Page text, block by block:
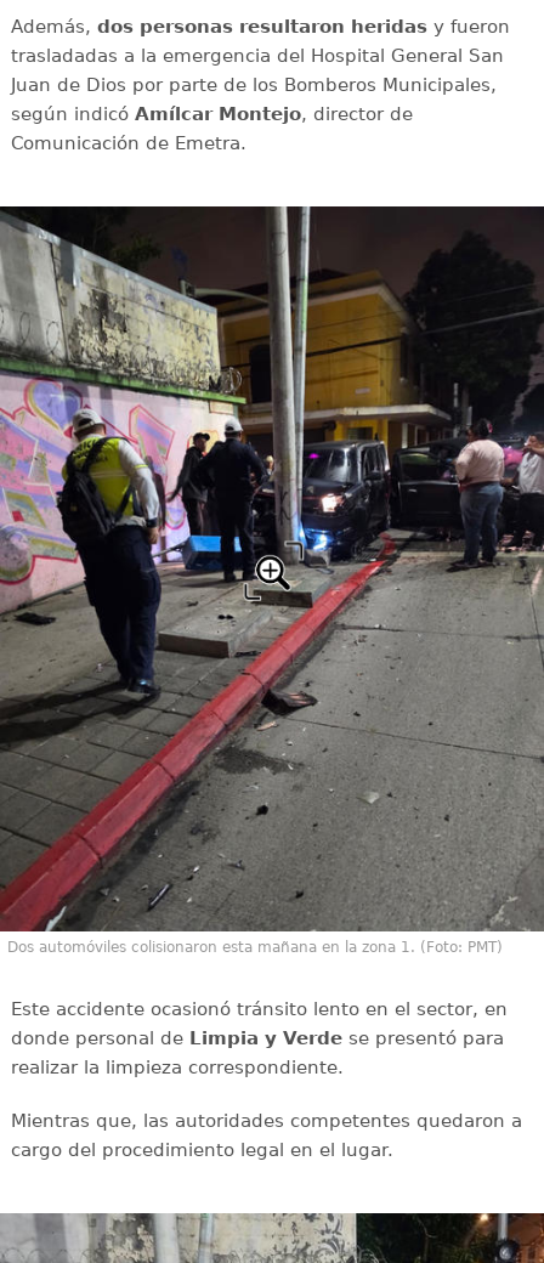
Además, dos personas resultaron heridasy fueron
trasladadas a la emergencia del Hospital General San
Juan de Dios por parte de los Bomberos Municipales,
según indicó Amílcar Montejo, director de
Comunicación de Emetra.
Dos automóviles colisionaron esta mañana en la zona 1. (Foto: PMT)
Este accidente ocasionó tránsito lento en el sector, en
donde personal de Limpia y Verdese presentó para
realizar la limpieza correspondiente.
Mientras que, las autoridades competentes quedaron a
cargo del procedimiento legal en el lugar.